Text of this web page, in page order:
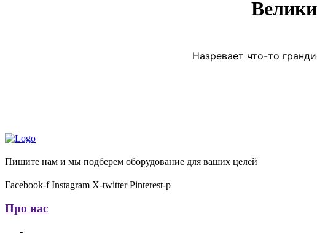
Назревает что-то
Пишите нам и мы подберем оборудование для ваших целей
Facebook-f Instagram X-twitter Pinterest-p
Про нас